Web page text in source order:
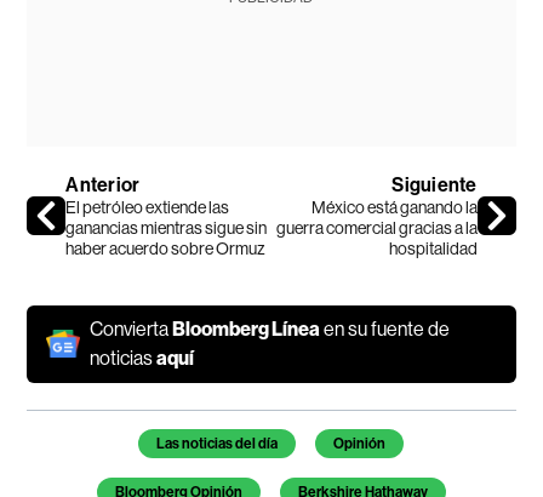
Anterior
El petróleo extiende las
ganancias mientras sigue sin
haber acuerdo sobre Ormuz
Siguiente
México está ganando la
guerra comercial gracias a la
hospitalidad
ConviertaBloomberg Línea en su fuente de
noticiasaquí
Temas de este artículo
Las noticias del día Opinión
Bloomberg Opinión Berkshire Hathaway